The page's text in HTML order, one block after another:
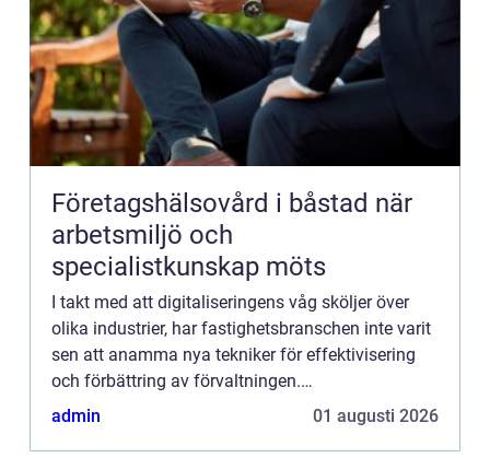
Företagshälsovård i båstad när
arbetsmiljö och
specialistkunskap möts
I takt med att digitaliseringens våg sköljer över
olika industrier, har fastighetsbranschen inte varit
sen att anamma nya tekniker för effektivisering
och förbättring av förvaltningen.
Fastighetssystem är ett ...
admin 01 augusti 2026